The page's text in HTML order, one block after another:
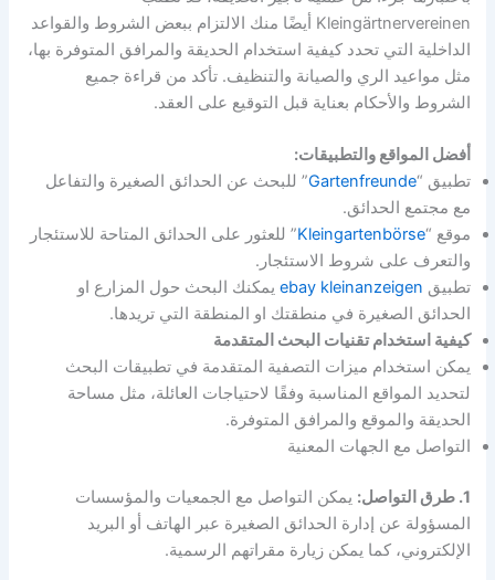
Kleingärtnervereinen أيضًا منك الالتزام ببعض الشروط والقواعد
الداخلية التي تحدد كيفية استخدام الحديقة والمرافق المتوفرة بها،
مثل مواعيد الري والصيانة والتنظيف. تأكد من قراءة جميع
الشروط والأحكام بعناية قبل التوقيع على العقد.
أفضل المواقع والتطبيقات:
تطبيق “Gartenfreunde” للبحث عن الحدائق الصغيرة والتفاعل
مع مجتمع الحدائق.
موقع “Kleingartenbörse” للعثور على الحدائق المتاحة للاستئجار
والتعرف على شروط الاستئجار.
تطبيق ebay kleinanzeigen يمكنك البحث حول المزارع او
الحدائق الصغيرة في منطقتك او المنطقة التي تريدها.
كيفية استخدام تقنيات البحث المتقدمة
يمكن استخدام ميزات التصفية المتقدمة في تطبيقات البحث
لتحديد المواقع المناسبة وفقًا لاحتياجات العائلة، مثل مساحة
الحديقة والموقع والمرافق المتوفرة.
التواصل مع الجهات المعنية
1. طرق التواصل:
يمكن التواصل مع الجمعيات والمؤسسات
المسؤولة عن إدارة الحدائق الصغيرة عبر الهاتف أو البريد
الإلكتروني، كما يمكن زيارة مقراتهم الرسمية.